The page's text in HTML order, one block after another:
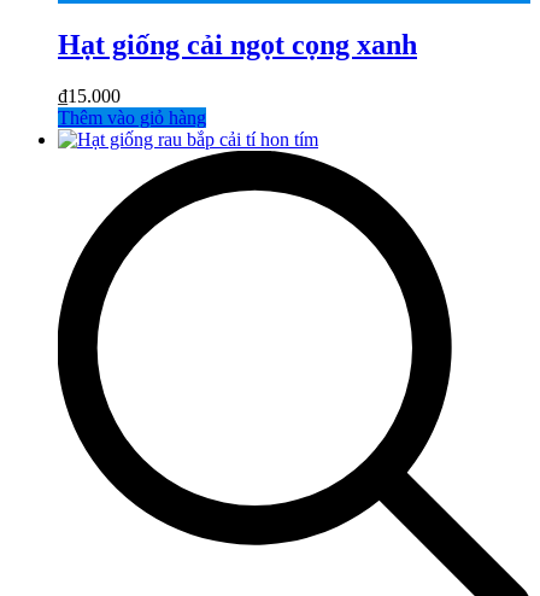
Hạt giống cải ngọt cọng xanh
₫15.000
Thêm vào giỏ hàng